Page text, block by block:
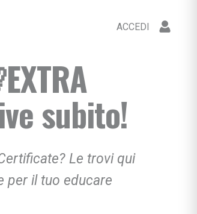
ACCEDI
subito!
Le trovi qui
per il tuo educare